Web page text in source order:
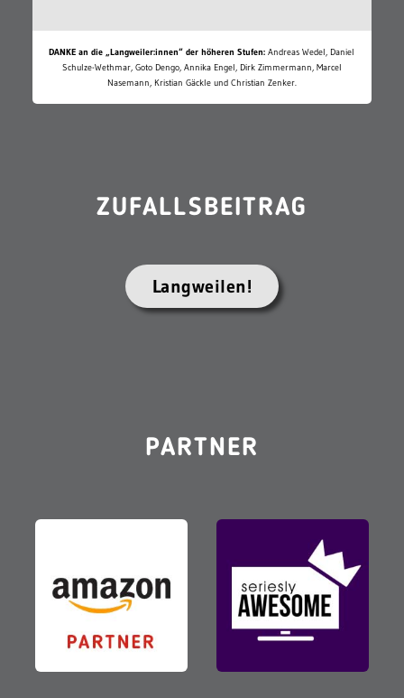
DANKE an die „Langweiler:innen“ der höheren Stufen: Andreas Wedel, Daniel
Schulze-Wethmar, Goto Dengo, Annika Engel, Dirk Zimmermann, Marcel
Nasemann, Kristian Gäckle und Christian Zenker.
ZUFALLSBEITRAG
Langweilen!
PARTNER